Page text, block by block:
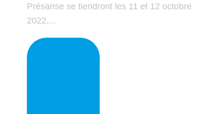
Présanse se tiendront les 11 et 12 octobre
2022,...